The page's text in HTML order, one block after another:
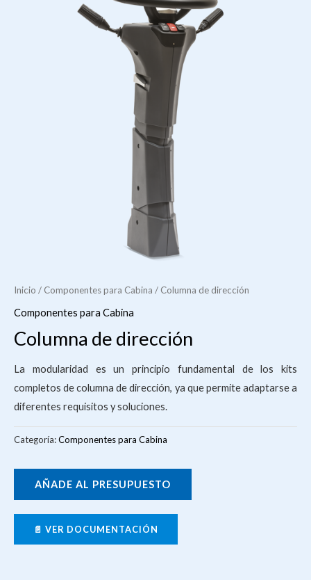
Inicio / Componentes para Cabina / Columna de dirección
Componentes para Cabina
Columna de dirección
La modularidad es un principio fundamental de los kits
completos de columna de dirección, ya que permite adaptarse a
diferentes requisitos y soluciones.
Categoría:Componentes para Cabina
AÑADE AL PRESUPUESTO
📄 VER DOCUMENTACIÓN